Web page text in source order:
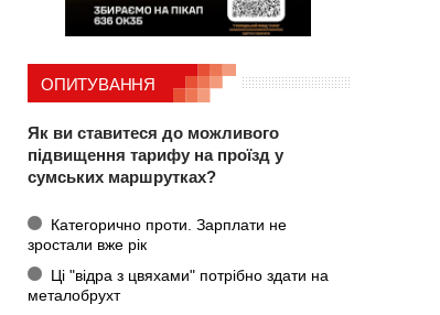
ОПИТУВАННЯ
Як ви ставитеся до можливого
підвищення тарифу на проїзд у
сумських маршрутках?
Категорично проти. Зарплати не
зростали вже рік
Ці "відра з цвяхами" потрібно здати на
металобрухт